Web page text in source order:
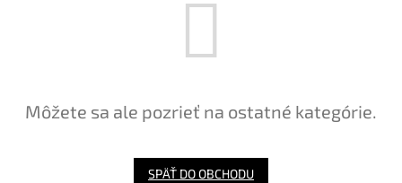
Môžete sa ale pozrieť na ostatné kategórie.
SPÄŤ DO OBCHODU